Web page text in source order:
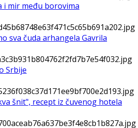
i mir među borovima
sva čuda arhangela Gavrila
Srbije
šnit", recept iz čuvenog hotela